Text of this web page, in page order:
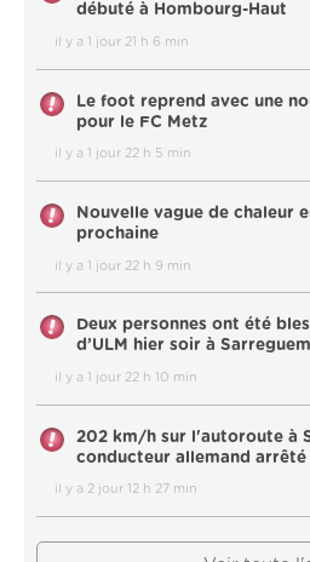
débuté à Hombourg-Haut
il y a 1 jour 21 h 6 min
Le foot reprend avec une
pour le FC Metz
il y a 1 jour 22 h 5 min
Nouvelle vague de chaleur
prochaine
il y a 1 jour 22 h 9 min
Deux personnes ont été
d’ULM hier soir à
il y a 1 jour 22 h 10 min
202 km/h sur l'autoroute à
conducteur allemand arrêté
il y a 2 jour 12 h 27 min